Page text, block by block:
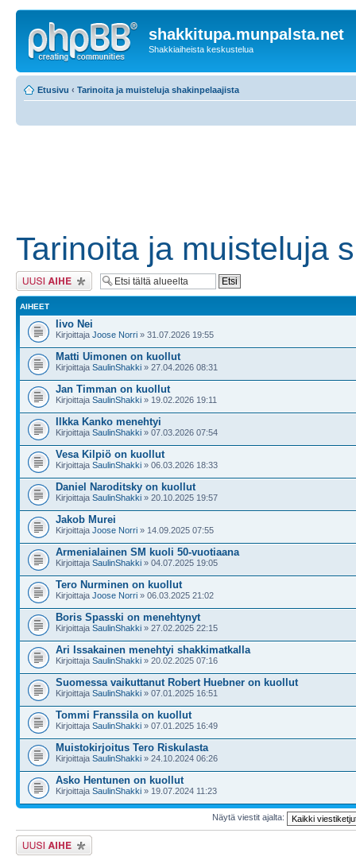
shakkitupa.munpalsta.net
Shakkiaiheista keskustelua
Etusivu ‹ Tarinoita ja muisteluja shakinpelaajista
Tarinoita ja muisteluja
Lähetä uusi viesti
AIHEET
Iivo Nei
Kirjoittaja Joose Norri » 31.07.2026 19:55
Matti Uimonen on kuollut
Kirjoittaja SaulinShakki » 27.04.2026 08:31
Jan Timman on kuollut
Kirjoittaja SaulinShakki » 19.02.2026 19:11
Ilkka Kanko menehtyi
Kirjoittaja SaulinShakki » 07.03.2026 07:54
Vesa Kilpiö on kuollut
Kirjoittaja SaulinShakki » 06.03.2026 18:33
Daniel Naroditsky on kuollut
Kirjoittaja SaulinShakki » 20.10.2025 19:57
Jakob Murei
Kirjoittaja Joose Norri » 14.09.2025 07:55
Armenialainen SM kuoli 50-vuotiaana
Kirjoittaja SaulinShakki » 04.07.2025 19:05
Tero Nurminen on kuollut
Kirjoittaja Joose Norri » 06.03.2025 21:02
Boris Spasski on menehtynyt
Kirjoittaja SaulinShakki » 27.02.2025 22:15
Ari Issakainen menehtyi shakkimatkalla
Kirjoittaja SaulinShakki » 20.02.2025 07:16
Suomessa vaikuttanut Robert Huebner on kuollut
Kirjoittaja SaulinShakki » 07.01.2025 16:51
Tommi Franssila on kuollut
Kirjoittaja SaulinShakki » 07.01.2025 16:49
Muistokirjoitus Tero Riskulasta
Kirjoittaja SaulinShakki » 24.10.2024 06:26
Asko Hentunen on kuollut
Kirjoittaja SaulinShakki » 19.07.2024 11:23
Näytä viestit ajalta:
Lähetä uusi viesti